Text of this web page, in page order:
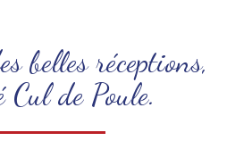
belles réceptions,
Cul de Poule.